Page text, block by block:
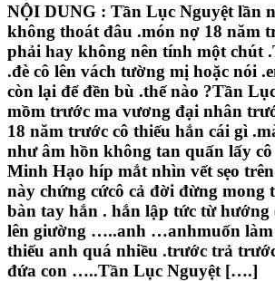
NỘI DUNG : Tần Lục Nguyệt lần
không thoát đâu .món nợ 18 năm
phải hay không nên tính một chút
.đè cô lên vách tường mị hoặc nói
còn lại để đền bù .thế nào ?Tần
mồm trước ma vương đại nhân
18 năm trước cô thiếu hắn cái gì
như âm hồn không tan quấn lấy
Minh Hạo híp mắt nhìn vết sẹo
này chứng cứcô cả đời đừng mong
bàn tay hắn . hắn lập tức từ hướng
lên giường …..anh …anhmuốn làm
thiếu anh quá nhiều .trước trả
đứa con …..Tần Lục Nguyệt [….]